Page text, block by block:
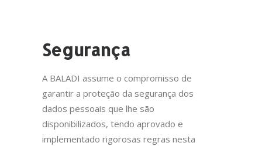
Segurança
A BALADI assume o compromisso de
garantir a proteção da segurança dos
dados pessoais que lhe são
disponibilizados, tendo aprovado e
implementado rigorosas regras nesta